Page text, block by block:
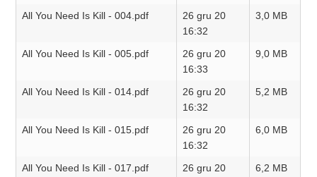
All You Need Is Kill - 004.pdf
26 gru 20
16:32
3,0 MB
All You Need Is Kill - 005.pdf
26 gru 20
16:33
9,0 MB
All You Need Is Kill - 014.pdf
26 gru 20
16:32
5,2 MB
All You Need Is Kill - 015.pdf
26 gru 20
16:32
6,0 MB
All You Need Is Kill - 017.pdf
26 gru 20
6,2 MB